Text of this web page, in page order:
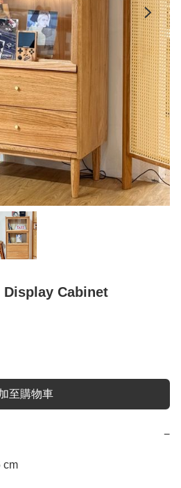
Display Cabinet
至購物車
−
cm